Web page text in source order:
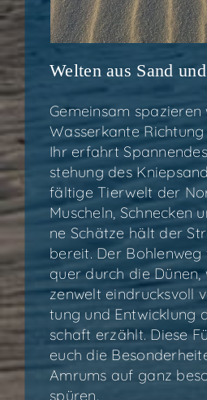
Wel­ten aus Sand
Gemein­sam
Was­ser­kan­te
Ihr erfahrt
ste­hung des
fäl­ti­ge Tier­welt der
Muscheln, Schne­cken
ne Schät­ze hält der
bereit. Der
quer durch die
zen­welt ein­drucks­voll
tung und Ent­wick­lung
schaft erzählt. Die­se
euch die
Amrums auf ganz
spüren.